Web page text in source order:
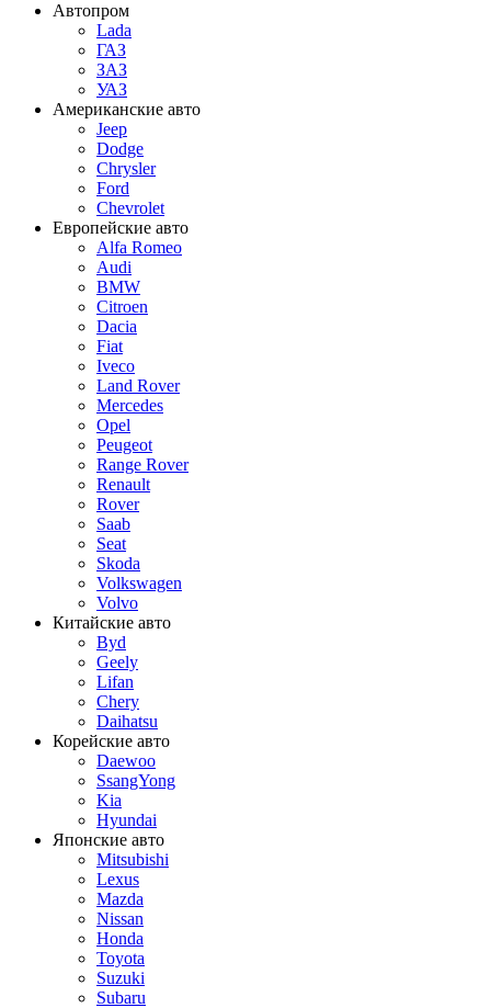
Автопром
Lada
ГАЗ
ЗАЗ
УАЗ
Американские авто
Jeep
Dodge
Chrysler
Ford
Chevrolet
Европейские авто
Alfa Romeo
Audi
BMW
Citroen
Dacia
Fiat
Iveco
Land Rover
Mercedes
Opel
Peugeot
Range Rover
Renault
Rover
Saab
Seat
Skoda
Volkswagen
Volvo
Китайские авто
Byd
Geely
Lifan
Chery
Daihatsu
Корейские авто
Daewoo
SsangYong
Kia
Hyundai
Японские авто
Mitsubishi
Lexus
Mazda
Nissan
Honda
Toyota
Suzuki
Subaru